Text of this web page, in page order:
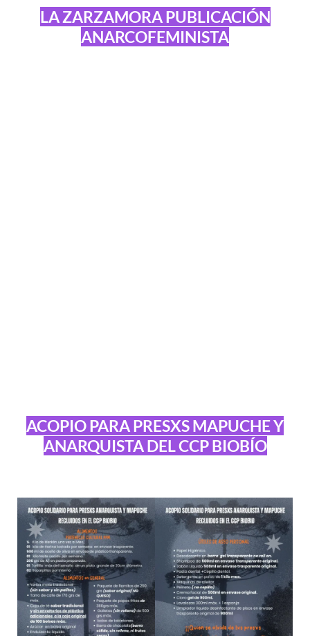
LA ZARZAMORA PUBLICACIÓN
ANARCOFEMINISTA
ACOPIO PARA PRESXS MAPUCHE Y
ANARQUISTA DEL CCP BIOBÍO